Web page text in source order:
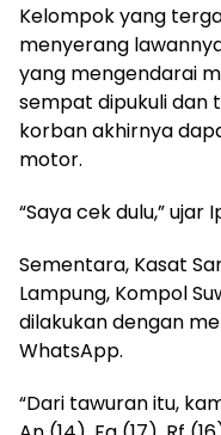
Kelompok yang
menyerang
yang mengendarai
sempat dipukuli dan
korban akhirnya
motor.
“Saya cek dulu,” ujar
Sementara, Kasat
Lampung, Kompol
dilakukan dengan
WhatsApp.
“Dari tawuran itu,